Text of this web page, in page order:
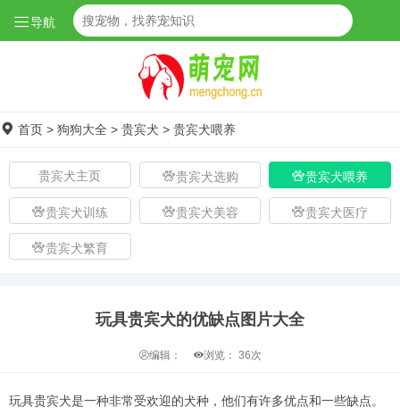
导航
首页 > 狗狗大全 > 贵宾犬 > 贵宾犬喂养
贵宾犬主页 贵宾犬选购 贵宾犬喂养
贵宾犬训练 贵宾犬美容 贵宾犬医疗
贵宾犬繁育
玩具贵宾犬的优缺点图片大全
编辑： 浏览： 36次
玩具贵宾犬是一种非常受欢迎的犬种，他们有许多优点和一些缺点。